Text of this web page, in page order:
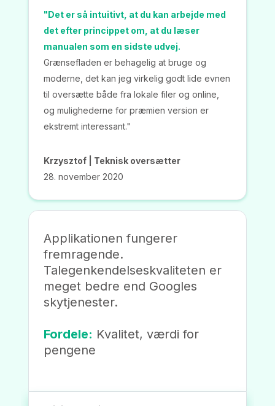
"Det er så intuitivt, at du kan arbejde med
det efter princippet om, at du læser
manualen som en sidste udvej.
Grænsefladen er behagelig at bruge og
moderne, det kan jeg virkelig godt lide evnen
til oversætte både fra lokale filer og online,
og mulighederne for præmien version er
ekstremt interessant."
Krzysztof | Teknisk oversætter
28. november 2020
Applikationen fungerer
fremragende.
Talegenkendelseskvaliteten er
meget bedre end Googles
skytjenester.
Fordele: Kvalitet, værdi for
pengene